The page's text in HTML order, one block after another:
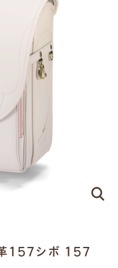
革157シボ 157
のモチーフ
のモチーフ
ついて
刻印する文字をア
（スペースやドッ